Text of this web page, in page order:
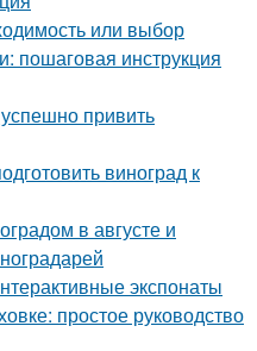
или выбор
пошаговая инструкция
привить
виноград к
в августе и
экспонаты
простое руководство